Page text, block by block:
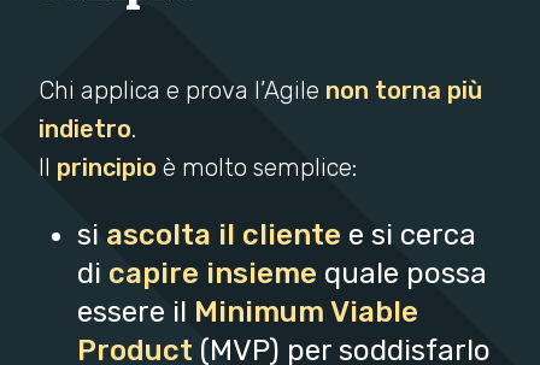
Chi applica e prova l’Agile non torna più
indietro.
Il principio è molto semplice:
si ascolta il cliente e si cerca
di capire insieme quale possa
essere il Minimum Viable
Product (MVP) per soddisfarlo